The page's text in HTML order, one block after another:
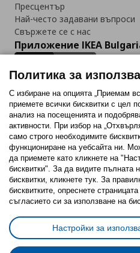
Пресцентър
Най-често задавани въпроси
Свържете се с нас
Приложение IKEA
Последвайте ни:
FacebookTwitterYoutubePinterest
Политика за използване
Избор на настройки за
Условия за ползване на ikea.bg
Политика за защита на
Политика за
С избиране на опцията „Приемам
приемете всички бисквитки с цел
анализ на посещенията и
активности. При избор на
само строго необходимитe
функциониране на уебсайта ни.
да приемете като кликнете на
бисквитки". За да видите пълната
бисквитки, кликнете тук. За
бисквитките, опреснете
съгласието си за използване на
Настройки за